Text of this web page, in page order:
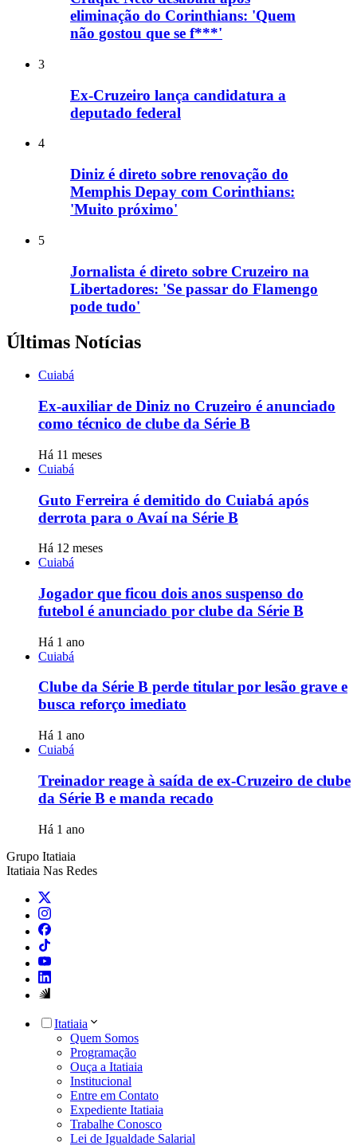
eliminação do Corinthians: 'Quem
não gostou que se f***'
3
Ex-Cruzeiro lança candidatura a
deputado federal
4
Diniz é direto sobre renovação do
Memphis Depay com Corinthians:
'Muito próximo'
5
Jornalista é direto sobre Cruzeiro na
Libertadores: 'Se passar do Flamengo
pode tudo'
Últimas Notícias
Cuiabá
Ex-auxiliar de Diniz no Cruzeiro é anunciado
como técnico de clube da Série B
Há 11 meses
Cuiabá
Guto Ferreira é demitido do Cuiabá após
derrota para o Avaí na Série B
Há 12 meses
Cuiabá
Jogador que ficou dois anos suspenso do
futebol é anunciado por clube da Série B
Há 1 ano
Cuiabá
Clube da Série B perde titular por lesão grave e
busca reforço imediato
Há 1 ano
Cuiabá
Treinador reage à saída de ex-Cruzeiro de clube
da Série B e manda recado
Há 1 ano
Grupo Itatiaia
Itatiaia Nas Redes
Itatiaia
Quem Somos
Programação
Ouça a Itatiaia
Institucional
Entre em Contato
Expediente Itatiaia
Trabalhe Conosco
Lei de Igualdade Salarial